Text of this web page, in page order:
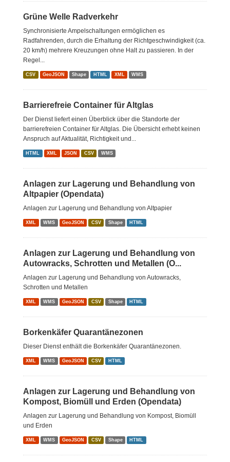
Grüne Welle Radverkehr
Synchronisierte Ampelschaltungen ermöglichen es
Radfahrenden, durch die Erhaltung der Richtgeschwindigkeit (ca.
20 km/h) mehrere Kreuzungen ohne Halt zu passieren. In der
Regel...
CSV GeoJSON Shape HTML XML WMS
Barrierefreie Container für Altglas
Der Dienst liefert einen Überblick über die Standorte der
barrierefreien Container für Altglas. Die Übersicht erhebt keinen
Anspruch auf Aktualität, Richtigkeit und...
HTML XML JSON CSV WMS
Anlagen zur Lagerung und Behandlung von
Altpapier (Opendata)
Anlagen zur Lagerung und Behandlung von Altpapier
XML WMS GeoJSON CSV Shape HTML
Anlagen zur Lagerung und Behandlung von
Autowracks, Schrotten und Metallen (O...
Anlagen zur Lagerung und Behandlung von Autowracks,
Schrotten und Metallen
XML WMS GeoJSON CSV Shape HTML
Borkenkäfer Quarantänezonen
Dieser Dienst enthält die Borkenkäfer Quarantänezonen.
XML WMS GeoJSON CSV HTML
Anlagen zur Lagerung und Behandlung von
Kompost, Biomüll und Erden (Opendata)
Anlagen zur Lagerung und Behandlung von Kompost, Biomüll
und Erden
XML WMS GeoJSON CSV Shape HTML